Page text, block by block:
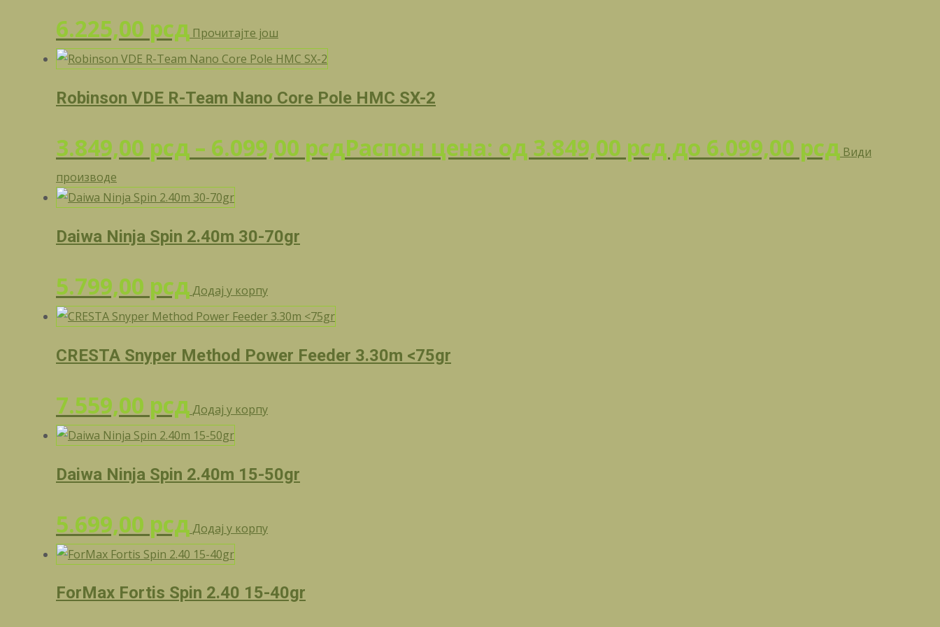
6.225,00 рсд Прочитајте још
Robinson VDE R-Team Nano Core Pole HMC SX-2
3.849,00 рсд – 6.099,00 рсдРаспон цена: од 3.849,00 рсд до 6.099,00 рсд Види
производе
Daiwa Ninja Spin 2.40m 30-70gr
5.799,00 рсд Додај у корпу
CRESTA Snyper Method Power Feeder 3.30m <75gr
7.559,00 рсд Додај у корпу
Daiwa Ninja Spin 2.40m 15-50gr
5.699,00 рсд Додај у корпу
ForMax Fortis Spin 2.40 15-40gr